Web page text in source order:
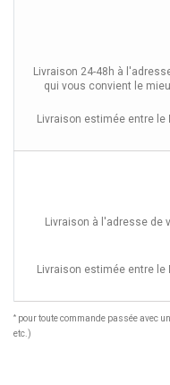
Livraison 24-48h à
qui vous convient le
Livraison estimée entre le
Livraison à l'adresse de
Livraison estimée entre le
* pour toute commande passée avec
etc.)